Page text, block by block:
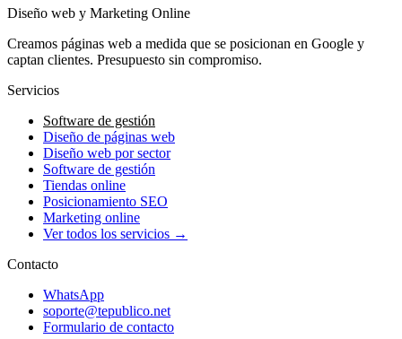
Diseño web y Marketing Online
Creamos páginas web a medida que se posicionan en Google y
captan clientes. Presupuesto sin compromiso.
Servicios
Software de gestión
Diseño de páginas web
Diseño web por sector
Software de gestión
Tiendas online
Posicionamiento SEO
Marketing online
Ver todos los servicios →
Contacto
WhatsApp
soporte@tepublico.net
Formulario de contacto